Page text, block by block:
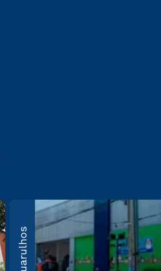
Villa-Lobos
Av. Imperatriz
Leopoldina, 550 Vila
Leopoldina, São
Paulo, SP CEP: 05305-
000
Guarulhos